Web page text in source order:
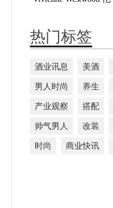
热门标签
酒业讯息 美酒
男人时尚 养生
产业观察 搭配
帅气男人 改装
时尚 商业快讯